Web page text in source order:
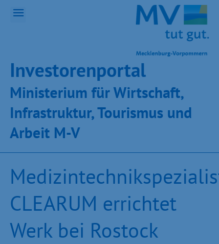
Inves­toren­por­tal
Ministeri­um für Wirt­schaft,
Infra­struk­tur, Tou­ris­mus und
Ar­beit M-V
CLEARUM errichtet
Werk bei Rostock